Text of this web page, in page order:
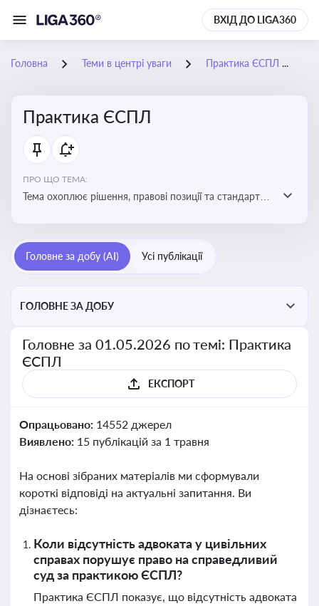
ВХІД ДО LIGA360
Головна Теми в центрі уваги Практика ЄСПЛ
Практика ЄСПЛ
ПРО ЩО ТЕМА:
Тема охоплює рішення, правові позиції та стандарти
Україні
Головне за добу (AI) Усі публікації
ГОЛОВНЕ ЗА ДОБУ
Головне за 01.05.2026 по темі: Практика
ЄСПЛ
ЕКСПОРТ
Опрацьовано: 14552 джерел
Виявлено: 15 публікацій за 1 травня
На основі зібраних матеріалів ми сформували
короткі відповіді на актуальні запитання. Ви
дізнаєтесь:
Коли відсутність адвоката у цивільних
справах порушує право на справедливий
суд за практикою ЄСПЛ?
Практика ЄСПЛ показує, що відсутність адвоката